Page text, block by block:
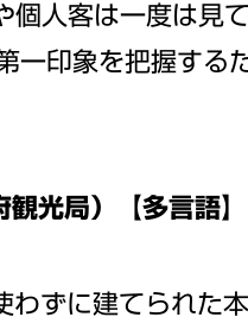
人客は一度は見
印象を把握する
局）【多言語】
ずに建てられた本